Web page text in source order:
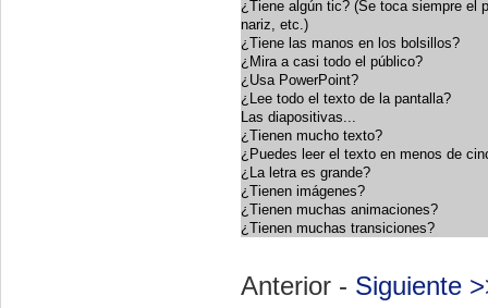
¿Tiene algún tic? (Se toca siempre el
nariz, etc.)
¿Tiene las manos en los bolsillos?
¿Mira a casi todo el público?
¿Usa PowerPoint?
¿Lee todo el texto de la pantalla?
Las diapositivas...
¿Tienen mucho texto?
¿Puedes leer el texto en menos de
¿La letra es grande?
¿Tienen imágenes?
¿Tienen muchas animaciones?
¿Tienen muchas transiciones?
Anterior - Siguiente